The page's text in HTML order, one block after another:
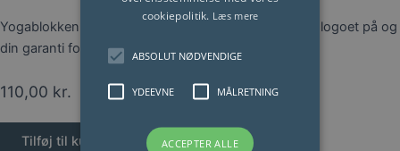
Yogablokken købt her har siden 2015 haft Yinpower logoet på og
din garanti for kvalitet.
110,00 kr.
Tilføj til kurv
cookiepolitik. Læs mere
ABSOLUT NØDVENDIGE
YDEEVNE MÅLRETNING
ACCEPTER ALLE